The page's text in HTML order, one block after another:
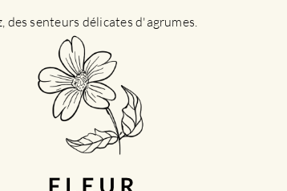
senteurs délicates d'agrumes.